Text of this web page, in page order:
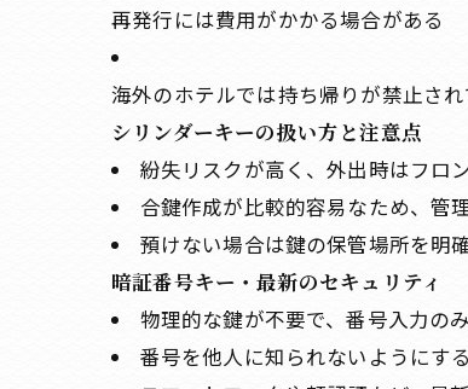
再発行には費用がかかる場合がある
海外のホテルでは持ち帰りが禁止さ
シリンダーキーの扱い方と注意点
紛失リスクが高く、外出時はフロ
合鍵作成が比較的容易なため、管
預けない場合は鍵の保管場所を明
暗証番号キー・最新のセキュリティ
物理的な鍵が不要で、番号入力の
番号を他人に知られないようにす